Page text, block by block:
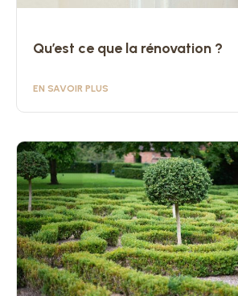
Qu’est ce que la rénovation ?
EN SAVOIR PLUS